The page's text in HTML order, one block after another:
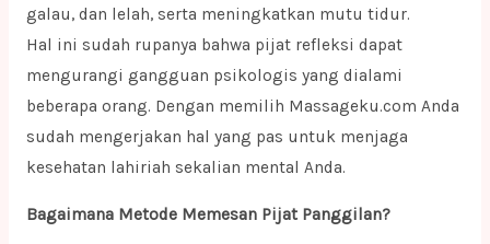
galau, dan lelah, serta meningkatkan mutu tidur.
Hal ini sudah rupanya bahwa pijat refleksi dapat
mengurangi gangguan psikologis yang dialami
beberapa orang. Dengan memilih Massageku.com Anda
sudah mengerjakan hal yang pas untuk menjaga
kesehatan lahiriah sekalian mental Anda.
Bagaimana Metode Memesan Pijat Panggilan?